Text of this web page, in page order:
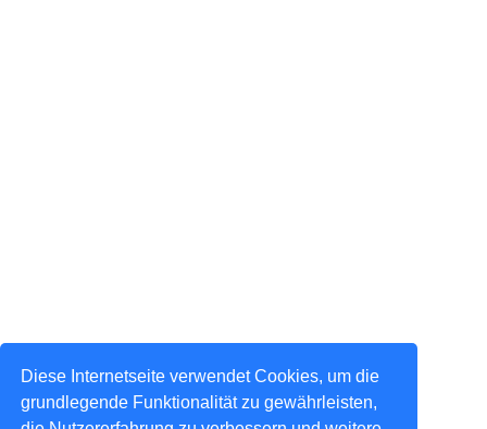
Diese Internetseite verwendet Cookies, um die
grundlegende Funktionalität zu gewährleisten,